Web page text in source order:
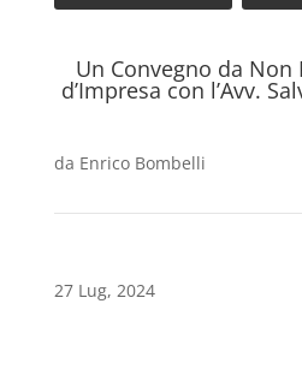
Un Convegno da Non
d’Impresa con l’Avv.
da Enrico Bombelli
27 Lug, 2024